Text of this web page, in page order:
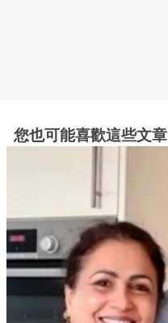
您也可能喜歡這些文章